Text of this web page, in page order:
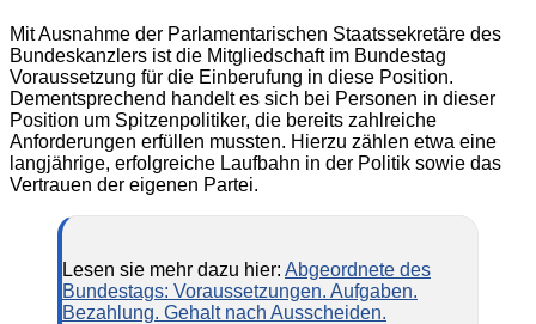
Mit Ausnahme der Parlamentarischen Staatssekretäre des
Bundeskanzlers ist die Mitgliedschaft im Bundestag
Voraussetzung für die Einberufung in diese Position.
Dementsprechend handelt es sich bei Personen in dieser
Position um Spitzenpolitiker, die bereits zahlreiche
Anforderungen erfüllen mussten. Hierzu zählen etwa eine
langjährige, erfolgreiche Laufbahn in der Politik sowie das
Vertrauen der eigenen Partei.
Lesen sie mehr dazu hier: Abgeordnete des
Bundestags: Voraussetzungen. Aufgaben.
Bezahlung. Gehalt nach Ausscheiden.